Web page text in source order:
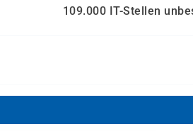
109.000 IT-Stellen